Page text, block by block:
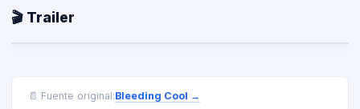
🎬 Trailer
📄 Fuente original:Bleeding Cool →